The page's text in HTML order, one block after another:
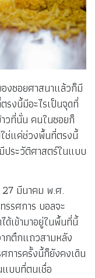
งซอยศาสนาแล้วก็มี
รงนี้มีอะไรเป็นจุดที่
วที่นั่น คนในซอยก็
ใช่แค่ช่วงพื้นที่ตรงนี้
ประวัติศาสตร์ในแบบ
มีนาคม พ.ศ.
รรศการ บอลจะ
ด้เข้ามาอยู่ในพื้นที่นี้
กตึกแถวสามหลัง
การครั้งนี้ก็ยังคงเดิน
บบที่ตนเชื่อ